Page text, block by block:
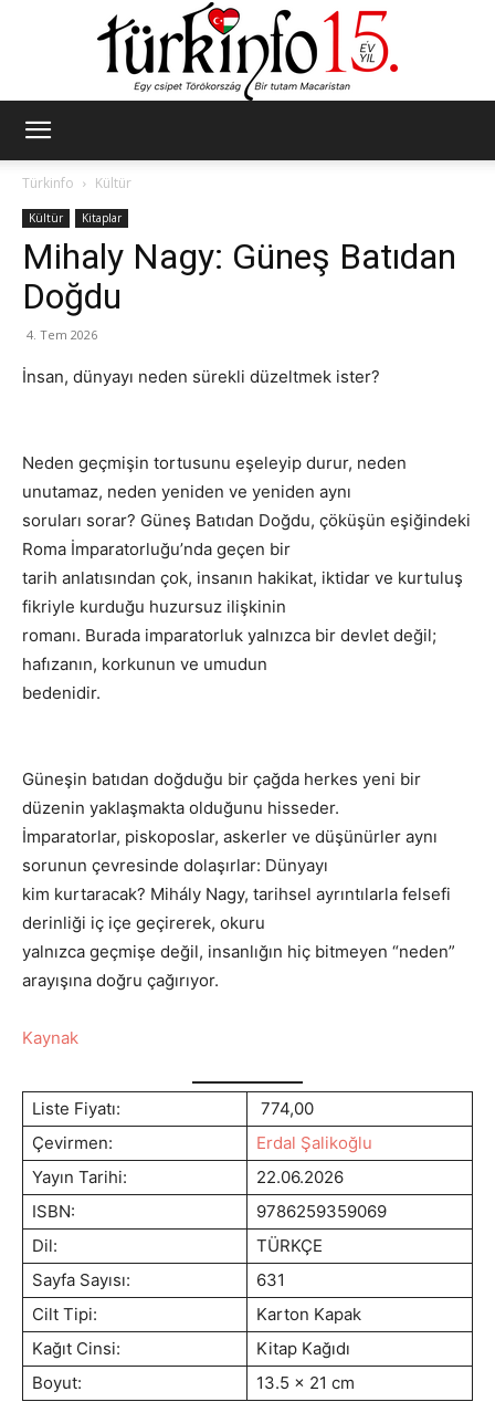
Türkinfo
Kültür
Kültür Kitaplar
Mihaly Nagy: Güneş Batıdan
Doğdu
4. Tem 2026
İnsan, dünyayı neden sürekli düzeltmek ister?
Neden geçmişin tortusunu eşeleyip durur, neden
unutamaz, neden yeniden ve yeniden aynı
soruları sorar? Güneş Batıdan Doğdu, çöküşün eşiğindeki
Roma İmparatorluğu’nda geçen bir
tarih anlatısından çok, insanın hakikat, iktidar ve kurtuluş
fikriyle kurduğu huzursuz ilişkinin
romanı. Burada imparatorluk yalnızca bir devlet değil;
hafızanın, korkunun ve umudun
bedenidir.
Güneşin batıdan doğduğu bir çağda herkes yeni bir
düzenin yaklaşmakta olduğunu hisseder.
İmparatorlar, piskoposlar, askerler ve düşünürler aynı
sorunun çevresinde dolaşırlar: Dünyayı
kim kurtaracak? Mihály Nagy, tarihsel ayrıntılarla felsefi
derinliği iç içe geçirerek, okuru
yalnızca geçmişe değil, insanlığın hiç bitmeyen “neden”
arayışına doğru çağırıyor.
Kaynak
Liste Fiyatı:
774,00
Çevirmen:
Erdal Şalikoğlu
Yayın Tarihi:
22.06.2026
ISBN:
9786259359069
Dil:
TÜRKÇE
Sayfa Sayısı:
631
Cilt Tipi:
Karton Kapak
Kağıt Cinsi:
Kitap Kağıdı
Boyut:
13.5 x 21 cm